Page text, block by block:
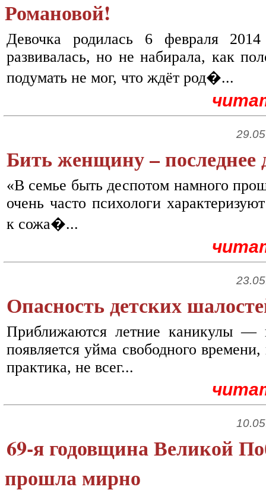
Романовой!
Девочка родилась 6 февраля
развивалась, но не набирала, как
подумать не мог, что ждёт род�...
Бить женщину – последнее
«В семье быть деспотом намного
очень часто психологи
к сожа�...
Опасность детских
Приближаются летние каникулы —
появляется уйма свободного
практика, не всег...
69-я годовщина Великой
прошла мирно